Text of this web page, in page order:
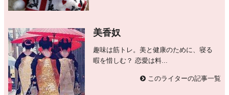
美香奴
趣味は筋トレ。美と健康のために、寝る
暇を惜しむ？ 恋愛は料...
このライターの記事一覧